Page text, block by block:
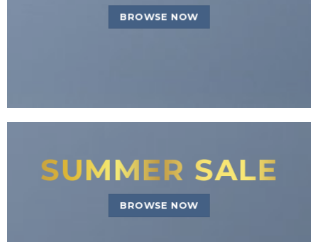
BROWSE NOW
SUMMER SALE
BROWSE NOW